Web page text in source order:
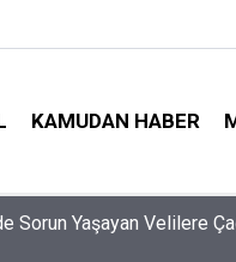
KAMUDAN HABER
Münhal Müdür, Müdür